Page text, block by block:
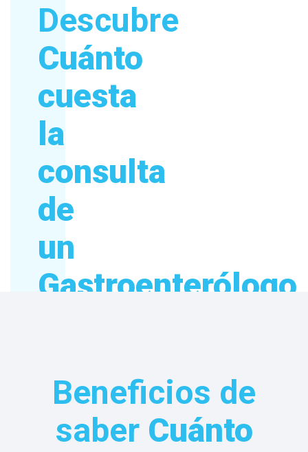
Descubre
Cuánto
cuesta
la
consulta
de
un
Gastroenterólogo
CDMX
Beneficios de
saber Cuánto